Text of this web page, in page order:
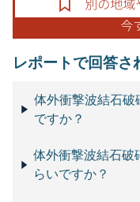
レポートで回答さ
体外衝撃波結石破
ですか？
体外衝撃波結石破
らいですか？